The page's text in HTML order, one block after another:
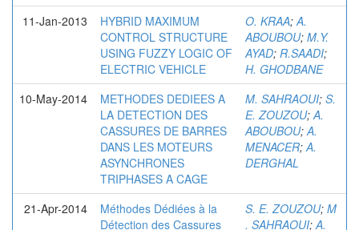
11-Jan-2013
HYBRID MAXIMUM
CONTROL STRUCTURE
USING FUZZY LOGIC OF
ELECTRIC VEHICLE
O. KRAA;A.
ABOUBOU; M.Y.
AYAD; R.SAADI;
H. GHODBANE
10-May-2014
METHODES DEDIEES A
LA DETECTION DES
CASSURES DE BARRES
DANS LES MOTEURS
ASYNCHRONES
TRIPHASES A CAGE
M. SAHRAOUI; S.
E. ZOUZOU;A.
ABOUBOU;A.
MENACER;A.
DERGHAL
21-Apr-2014
Méthodes Dédiées à la
Détection des Cassures
S. E. ZOUZOU; M
. SAHRAOUI;A.